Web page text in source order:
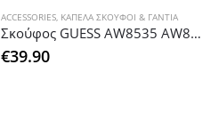
ACCESSORIES, ΚΑΠΕΛΑ ΣΚΟΥΦΟΙ & ΓΑΝΤΙΑ
Σκούφος GUESS AW8535 AW8728
€39.90